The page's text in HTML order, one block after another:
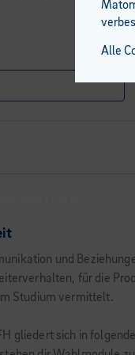
und
für die
Studium vermittelt.
gliedert sich in
Alle